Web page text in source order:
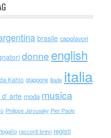
brasile capolavori
donne english
Kahlo giappone iliade italia
d' arte moda musica
Philippe Jaroussky Pier Paolo
racconti brevi registi